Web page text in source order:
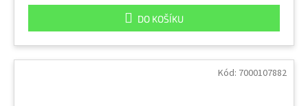
DO KOŠÍKU
Kód: 7000107882